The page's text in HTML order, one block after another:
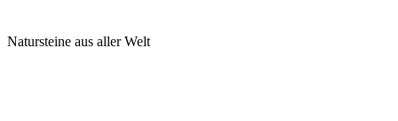
Natursteine aus aller Welt